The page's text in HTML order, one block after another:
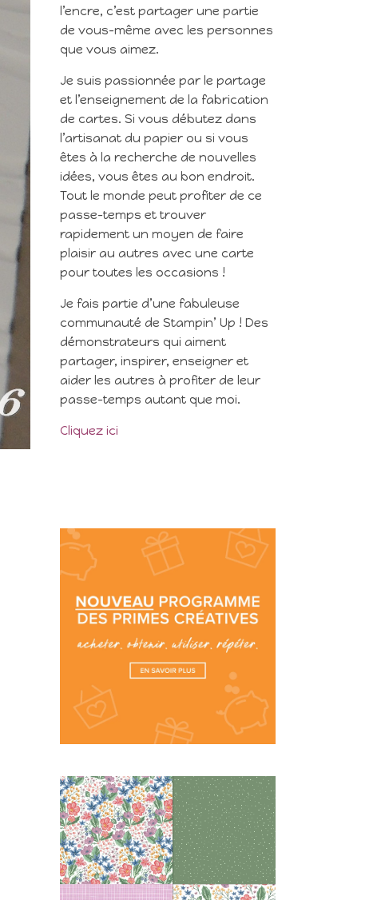
l’encre, c’est partager une partie
de vous-même avec les personnes
que vous aimez.
Je suis passionnée par le partage
et l’enseignement de la fabrication
de cartes. Si vous débutez dans
l’artisanat du papier ou si vous
êtes à la recherche de nouvelles
idées, vous êtes au bon endroit.
Tout le monde peut profiter de ce
passe-temps et trouver
rapidement un moyen de faire
plaisir au autres avec une carte
pour toutes les occasions !
Je fais partie d’une fabuleuse
communauté de Stampin’ Up ! Des
démonstrateurs qui aiment
partager, inspirer, enseigner et
aider les autres à profiter de leur
passe-temps autant que moi.
Cliquez ici